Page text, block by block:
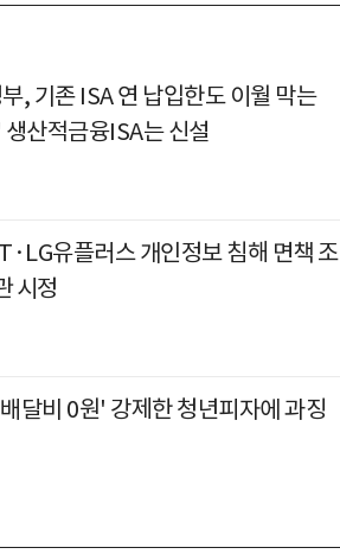
, 기존 ISA 연 납입한도 이월 막는
산적금융ISA는 신설
유플러스 개인정보 침해 면책 조
시정
달비 0원' 강제한 청년피자에 과징